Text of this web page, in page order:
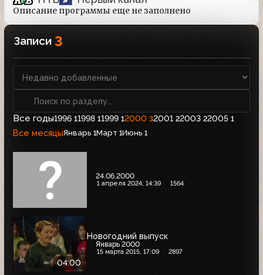
Описание программы еще не заполнено
Записи 3
Все годы1996 11998 11999 12000 32001 22003 22005 1
Все месяцыЯнварь 1Март 1Июнь 1
24.06.2000
1 апреля 2024, 14:39 1564
04:00
Новогодний выпуск
Январь 2000
15 марта 2015, 17:09 2897